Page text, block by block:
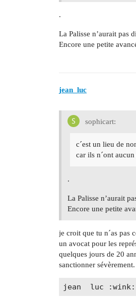
.
La Palisse n’aurait pas
Encore une petite
jean_luc
sophicart:
c´est un lieu de
car ils n´ont
.
La Palisse n’aurait
Encore une petite
je croit que tu n´as pas
un avocat pour les
quelques jours de 20
sanctionner sévèrement.